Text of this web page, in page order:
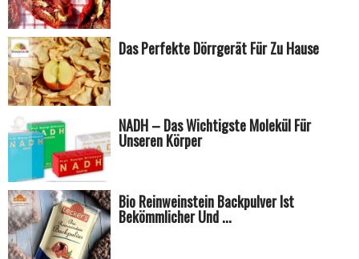
Das Perfekte Dörrgerät Für Zu Hause
NADH – Das Wichtigste Molekül Für
Unseren Körper
Bio Reinweinstein Backpulver Ist
Bekömmlicher Und ...